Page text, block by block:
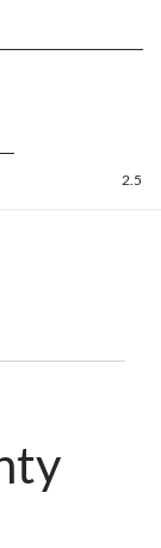
2.5